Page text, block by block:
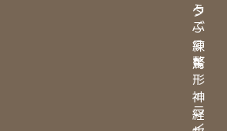
う
ぶ
つ
整
形
神
経
タ
ー
練
馬
・
ラ